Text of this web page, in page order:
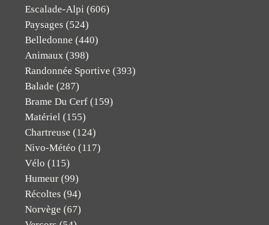
Escalade-Alpi (606)
Paysages (524)
Belledonne (440)
Animaux (398)
Randonnée Sportive (393)
Balade (287)
Brame Du Cerf (159)
Matériel (155)
Chartreuse (124)
Nivo-Météo (117)
Vélo (115)
Humeur (99)
Récoltes (94)
Norvège (67)